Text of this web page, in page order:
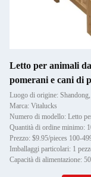
Letto per animali
pomerani e cani di
Luogo di origine:
Marca: Vitalucks
Numero di modello: Letto
Quantità di ordine minimo:
Prezzo: $9.95/pieces 100-
Imballaggi particolari: 1
Capacità di alimentazione: